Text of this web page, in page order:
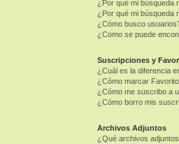
¿Por qué mi búsqueda
¿Por qué mi búsqueda
¿Cómo busco
¿Como se puede
Suscripciones y
¿Cuál es la diferencia
¿Cómo marcar
¿Cómo me suscribo a
¿Cómo borro mis
Archivos Adjuntos
¿Qué archivos